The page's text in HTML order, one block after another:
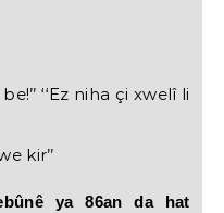
‘‘Ez niha çi xwelî li
kir’’
ya 86an da hat